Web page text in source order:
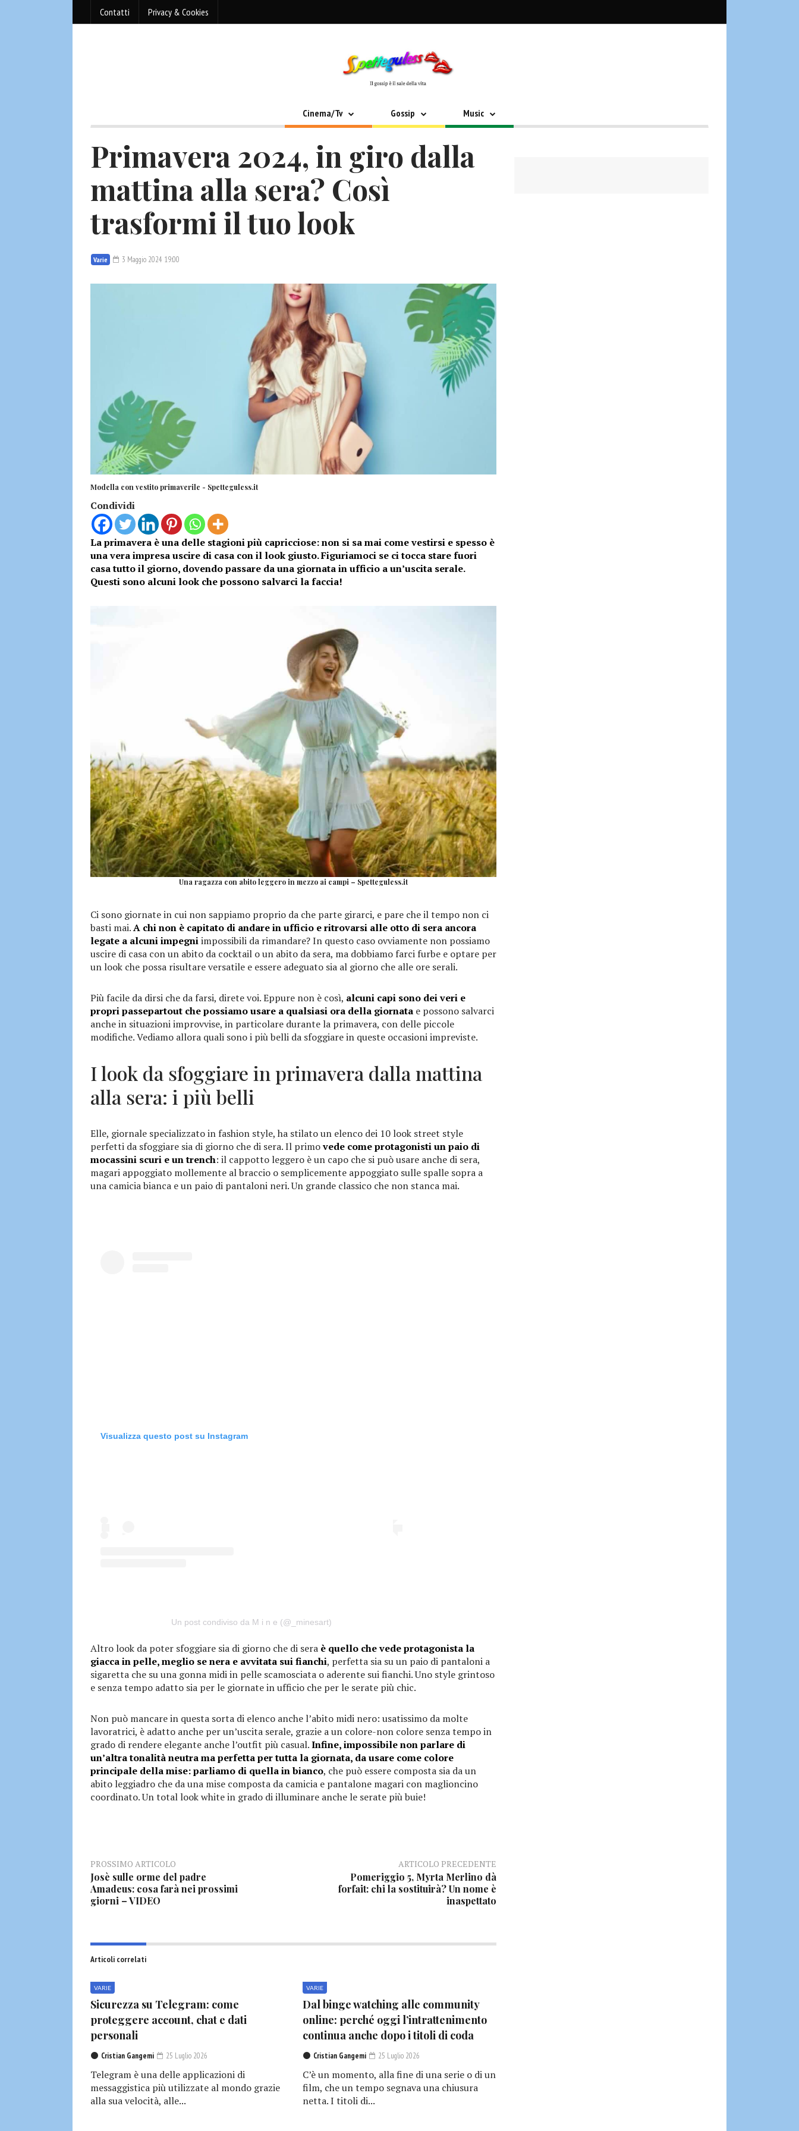
Contatti Privacy & Cookies
Cinema/Tv Gossip Music
Primavera 2024, in giro dalla
mattina alla sera? Così
trasformi il tuo look
Varie 3 Maggio 2024 19:00
Modella con vestito primaverile - Spetteguless.it
Condividi
La primavera è una delle stagioni più capricciose: non si sa mai come vestirsi e spesso è
una vera impresa uscire di casa con il look giusto. Figuriamoci se ci tocca stare fuori
casa tutto il giorno, dovendo passare da una giornata in ufficio a un’uscita serale.
Questi sono alcuni look che possono salvarci la faccia!
Una ragazza con abito leggero in mezzo ai campi – Spetteguless.it
Ci sono giornate in cui non sappiamo proprio da che parte girarci, e pare che il tempo non ci
basti mai.A chi non è capitato di andare in ufficio e ritrovarsi alle otto di sera ancora
legate a alcuni impegniimpossibili da rimandare? In questo caso ovviamente non possiamo
uscire di casa con un abito da cocktail o un abito da sera, ma dobbiamo farci furbe e optare per
un look che possa risultare versatile e essere adeguato sia al giorno che alle ore serali.
Più facile da dirsi che da farsi, direte voi. Eppure non è così, alcuni capi sono dei veri e
propri passepartout che possiamo usare a qualsiasi ora della giornata e possono salvarci
anche in situazioni improvvise, in particolare durante la primavera, con delle piccole
modifiche. Vediamo allora quali sono i più belli da sfoggiare in queste occasioni impreviste.
I look da sfoggiare in primavera dalla mattina
alla sera: i più belli
Elle, giornale specializzato in fashion style, ha stilato un elenco dei 10 look street style
perfetti da sfoggiare sia di giorno che di sera. Il primovede come protagonisti un paio di
mocassini scuri e un trench: il cappotto leggero è un capo che si può usare anche di sera,
magari appoggiato mollemente al braccio o semplicemente appoggiato sulle spalle sopra a
una camicia bianca e un paio di pantaloni neri. Un grande classico che non stanca mai.
Visualizza questo post su Instagram
Un post condiviso da M i n e (@_minesart)
Altro look da poter sfoggiare sia di giorno che di sera è quello che vede protagonista la
giacca in pelle, meglio se nera e avvitata sui fianchi, perfetta sia su un paio di pantaloni a
sigaretta che su una gonna midi in pelle scamosciata o aderente sui fianchi. Uno style grintoso
e senza tempo adatto sia per le giornate in ufficio che per le serate più chic.
Non può mancare in questa sorta di elenco anche l’abito midi nero: usatissimo da molte
lavoratrici, è adatto anche per un’uscita serale, grazie a un colore-non colore senza tempo in
grado di rendere elegante anche l’outfit più casual.Infine, impossibile non parlare di
un’altra tonalità neutra ma perfetta per tutta la giornata, da usare come colore
principale della mise: parliamo di quella in bianco, che può essere composta sia da un
abito leggiadro che da una mise composta da camicia e pantalone magari con maglioncino
coordinato. Un total look white in grado di illuminare anche le serate più buie!
PROSSIMO ARTICOLO
Josè sulle orme del padre
Amadeus: cosa farà nei prossimi
giorni – VIDEO
ARTICOLO PRECEDENTE
Pomeriggio 5, Myrta Merlino dà
forfait: chi la sostituirà? Un nome è
inaspettato
Articoli correlati
VARIE
Sicurezza su Telegram: come
proteggere account, chat e dati
personali
Cristian Gangemi 25 Luglio 2026
Telegram è una delle applicazioni di
messaggistica più utilizzate al mondo grazie
alla sua velocità, alle...
VARIE
Dal binge watching alle community
online: perché oggi l’intrattenimento
continua anche dopo i titoli di coda
Cristian Gangemi 25 Luglio 2026
C’è un momento, alla fine di una serie o di un
film, che un tempo segnava una chiusura
netta. I titoli di...